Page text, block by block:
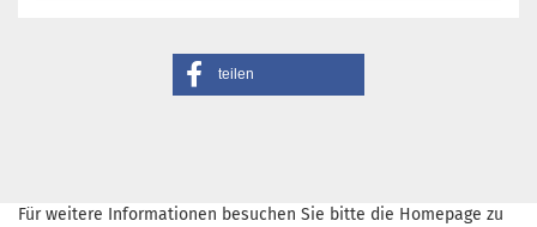
teilen
Für weitere Informationen besuchen Sie bitte die Homepage zu